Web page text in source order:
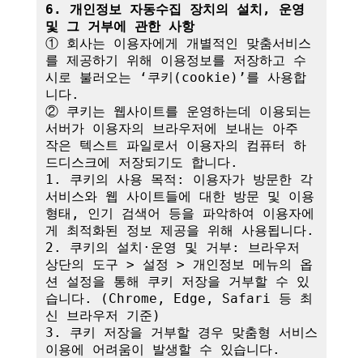
6. 개인정보 자동수집 장치의 설치, 운영
및 그 거부에 관한 사항
① 회사는 이용자에게 개별적인 맞춤서비스
를 제공하기 위해 이용정보를 저장하고 수
시로 불러오는 ‘쿠키(cookie)’를 사용합
니다.
② 쿠키는 웹사이트를 운영하는데 이용되는
서버가 이용자의 브라우저에 보내는 아주
작은 텍스트 파일로서 이용자의 컴퓨터 하
드디스크에 저장되기도 합니다.
1. 쿠키의 사용 목적: 이용자가 방문한 각
서비스와 웹 사이트들에 대한 방문 및 이용
형태, 인기 검색어 등을 파악하여 이용자에
게 최적화된 정보 제공을 위해 사용됩니다.
2. 쿠키의 설치·운영 및 거부: 브라우저
상단의 도구 > 설정 > 개인정보 메뉴의 옵
션 설정을 통해 쿠키 저장을 거부할 수 있
습니다. (Chrome, Edge, Safari 등 최
신 브라우저 기준)
3. 쿠키 저장을 거부할 경우 맞춤형 서비스
이용에 어려움이 발생할 수 있습니다.